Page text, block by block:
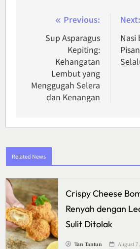
navigation
Previous:
Sup Asparagus
Kepiting:
Kehangatan
Lembut yang
Menggugah Selera
dan Kenangan
Next:
Nasi
Related News
Crispy Cheese
Renyah dengan
Sulit Ditolak
Tan Tantun August